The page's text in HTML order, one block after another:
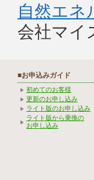
自然エネ
会社マ
■お申込みガイド
初めてのお客様
更新のお申し込み
ライト版のお申し込み
ライト版から乗換の
お申し込み